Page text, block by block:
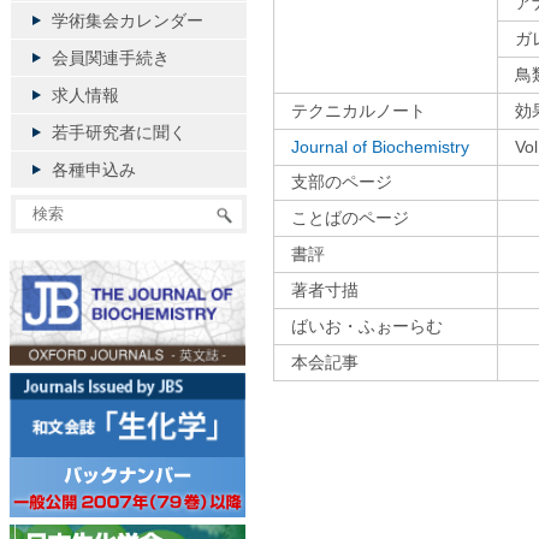
ガ
鳥
テクニカルノート
効
Journal of Biochemistry
支部のページ
ことばのページ
書評
著者寸描
ばいお・ふぉーらむ
本会記事
学術集会カレンダー
会員関連手続き
求人情報
若手研究者に聞く
各種申込み